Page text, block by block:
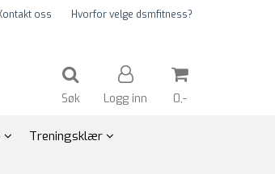
oss Hvorfor velge dsmfitness?
Søk Logg inn 0,-
Treningsklær